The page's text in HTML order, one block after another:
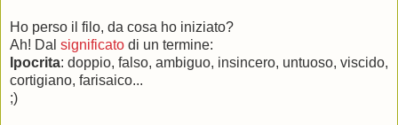
Ho perso il filo, da cosa ho iniziato?
Ah! Dal significato di un termine:
Ipocrita: doppio, falso, ambiguo, insincero, untuoso, viscido,
cortigiano, farisaico...
;)